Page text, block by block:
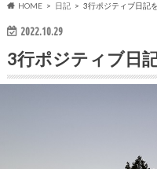
HOME 日記 3行ポジティブ日記
2022.10.29
3行ポジティブ日